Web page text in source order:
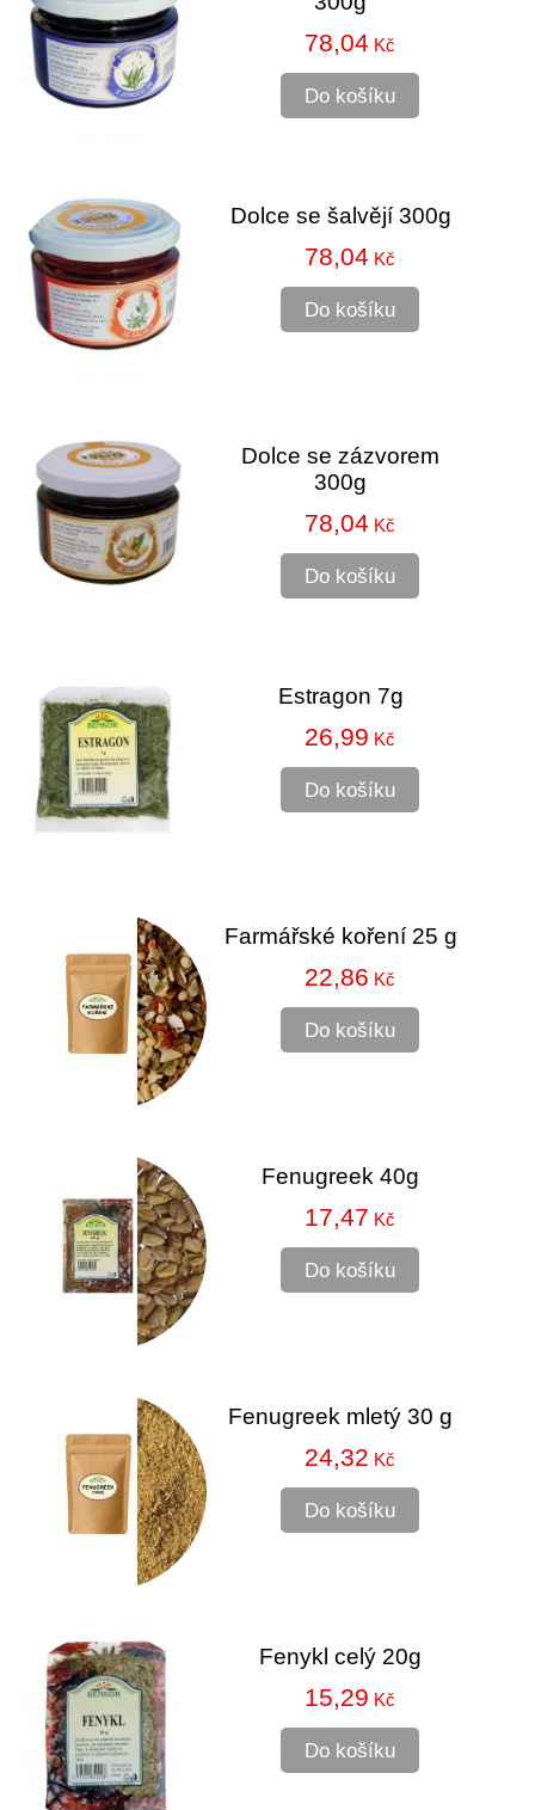
78,04 Kč
Do košíku
Dolce se šalvějí 300g
78,04 Kč
Do košíku
Dolce se zázvorem
300g
78,04 Kč
Do košíku
Estragon 7g
26,99 Kč
Do košíku
Farmářské koření 25 g
22,86 Kč
Do košíku
Fenugreek 40g
17,47 Kč
Do košíku
Fenugreek mletý 30 g
24,32 Kč
Do košíku
Fenykl celý 20g
15,29 Kč
Do košíku